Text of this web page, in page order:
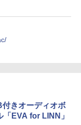
きオーディオボ
EVA for LINN」